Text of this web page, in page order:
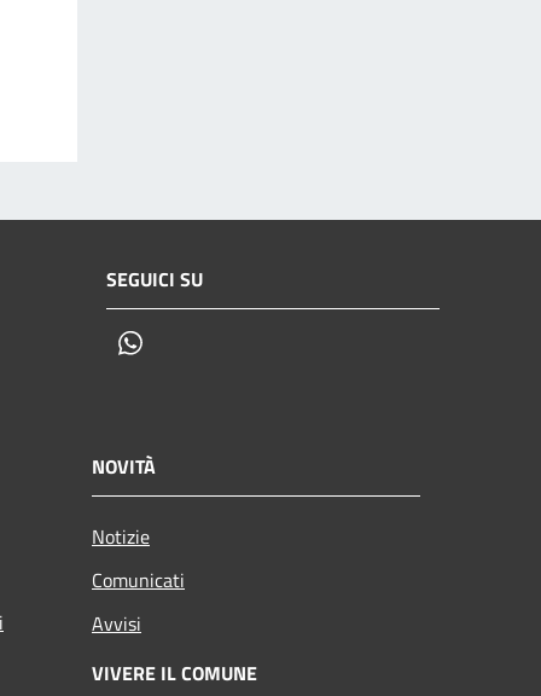
SEGUICI SU
NOVITÀ
Notizie
Comunicati
Avvisi
VIVERE IL COMUNE